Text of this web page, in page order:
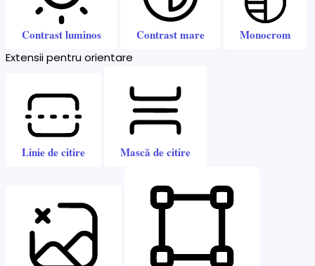
Contrast luminos Contrast mare Monocrom
Extensii pentru orientare
Linie de citire Mască de citire